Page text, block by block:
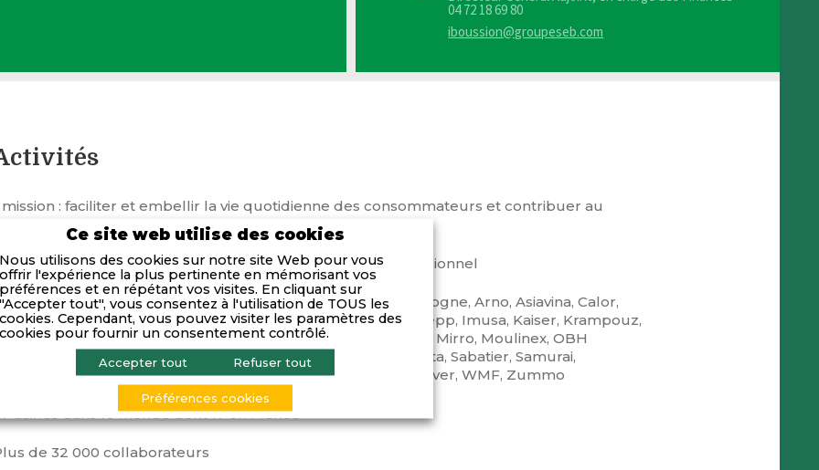
04 72 18 69 80
iboussion@groupeseb.com
mission : faciliter et embellir la vie quotidienne des consommateurs et contribuer au
mieux vivre, partout dans le monde.
3 univers : Petit électroménager , Articles culinaires et Professionnel
45 marques : 32 Dumas, Air’T, All-Clad, Ambassade de Bourgogne, Arno, Asiavina, Calor,
Charvet, Clock, Curtis, Dash, De Buyer, Emsa, Forge Adour, Hepp, Imusa, Kaiser, Krampouz,
Krups, Lacanche, Lagostina, La San Marco, Maharaja Whiteline, Mirro, Moulinex, OBH
Nordica, Open’Cook, Pacojet, Panex, Pebbly, Rochedo, Rowenta, Sabatier, Samurai,
Schaerer, Scaritech, Seb, Silit, Supor, T-Fal, Tefal, Umco, Wearever, WMF, Zummo
47 usines dans le monde dont 17 en France
de 32 000 collaborateurs
Ce site web utilise des cookies
Nous utilisons des cookies sur notre site Web pour vous
offrir l'expérience la plus pertinente en mémorisant vos
préférences et en répétant vos visites. En cliquant sur
"Accepter tout", vous consentez à l'utilisation de TOUS les
cookies. Cependant, vous pouvez visiter les paramètres des
cookies pour fournir un consentement contrôlé.
Accepter tout Refuser tout
Préférences cookies